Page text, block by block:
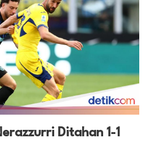
Ditahan 1-1